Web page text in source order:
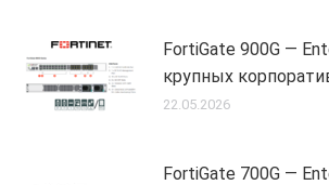
FortiGate 900G —
крупных
22.05.2026
FortiGate 700G —